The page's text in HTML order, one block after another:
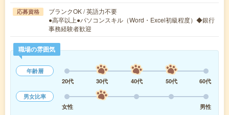
応募資格
ブランクOK / 英語力不要
●高卒以上●パソコンスキル（Word・Excel初級程度）◆銀行
事務経験者歓迎
職場の雰囲気
年齢層
20代
30代 40代 50代
60代
男女比率
女性
男性